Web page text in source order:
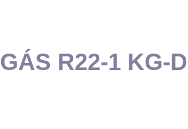
GÁS R22-1 KG-